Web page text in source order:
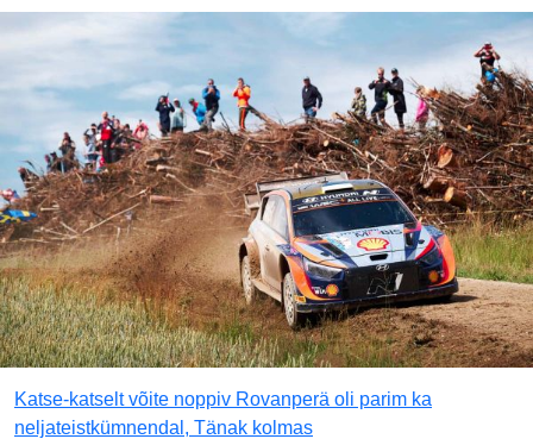
Katse-katselt võite noppiv Rovanperä oli parim ka
neljateistkümnendal, Tänak kolmas